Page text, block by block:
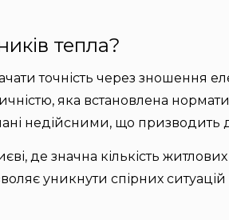
тепла?
точність через зношення
яка встановлена
недійсними, що призводить
де значна кількість
уникнути спірних